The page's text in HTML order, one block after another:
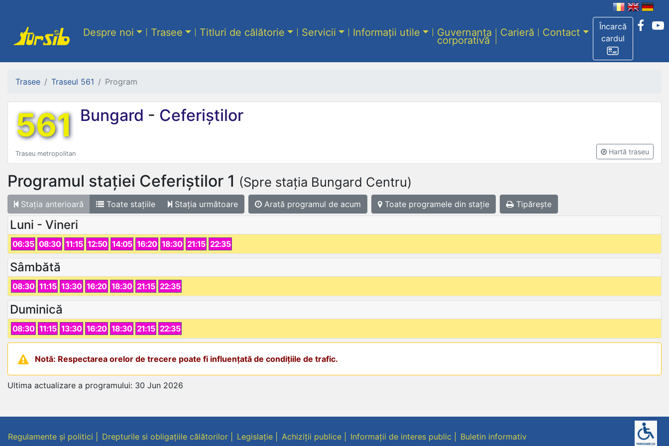
Încarcă
cardul
Despre noi Trasee Titluri de călătorie Servicii Informații utile Guvernanța
corporativă
Carieră Contact
Trasee Traseul 561 Program
561 Bungard - Ceferiștilor
Traseu metropolitan Hartă traseu
Programul stației Ceferiștilor 1 (Spre stația Bungard Centru)
Stația anterioară Toate stațiile Stația următoare Arată programul de acum Toate programele din stație Tipărește
Luni - Vineri
06:35 08:30 11:15 12:50 14:05 16:20 18:30 21:15 22:35
Sâmbătă
08:30 11:15 13:30 16:20 18:30 21:15 22:35
Duminică
08:30 11:15 13:30 16:20 18:30 21:15 22:35
Notă: Respectarea orelor de trecere poate fi influențată de condițiile de trafic.
Ultima actualizare a programului: 30 Jun 2026
Regulamente și politici Drepturile si obligațiile călătorilor Legislație Achiziții publice Informații de interes public Buletin informativ